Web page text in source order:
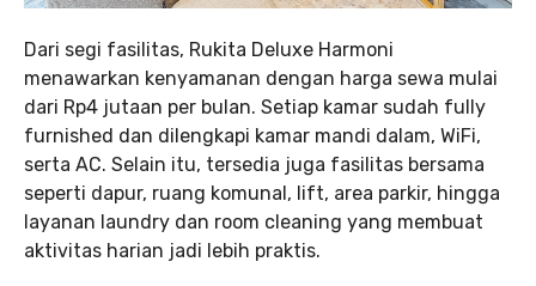
Dari segi fasilitas, Rukita Deluxe Harmoni
menawarkan kenyamanan dengan harga sewa mulai
dari Rp4 jutaan per bulan. Setiap kamar sudah fully
furnished dan dilengkapi kamar mandi dalam, WiFi,
serta AC. Selain itu, tersedia juga fasilitas bersama
seperti dapur, ruang komunal, lift, area parkir, hingga
layanan laundry dan room cleaning yang membuat
aktivitas harian jadi lebih praktis.